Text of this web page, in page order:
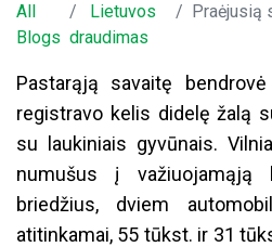
All
Blogs
Lietuvos
draudimas
Praėjusią savaitę
Pastarąją savaitę
registravo kelis didelę žalą
su laukiniais gyvūnais.
numušus į važiuojamąją
briedžius, dviem
atitinkamai, 55 tūkst. ir 31